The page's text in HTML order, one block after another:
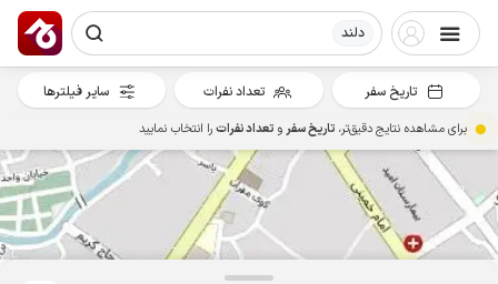
دلند
1.1 میلیون ت 5
تاریخ سفر تعداد نفرات سایر فیلترها
برای مشاهده نتایج دقیق‌تر، تاریخ سفرو تعداد نفراترا انتخاب نمایید